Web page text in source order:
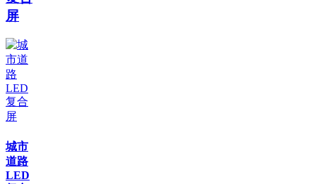
屏
城市
道路
LED